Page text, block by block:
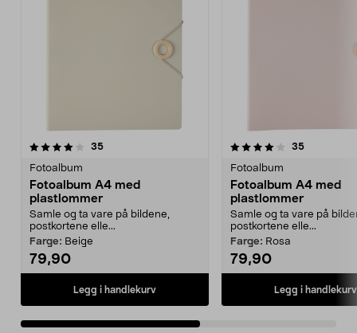
35anmeldelser
Fotoalbum
Fotoalbum A4 med
plastlommer
Samle og ta vare på bildene,
postkortene elle...
Farge: Beige
79,90
Legg i handlekurv
4.0av 5 stjerner 35
Fotoalbum
Fotoalbum A4 med
plastlommer
Samle og ta vare på
postkortene elle...
Farge: Rosa
79,90
Legg i handlekurv
4.0av 5 stjerner